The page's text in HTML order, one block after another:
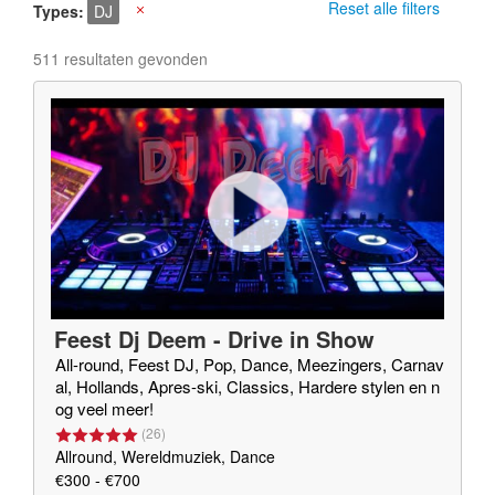
Reset alle filters
Types DJ
511 resultaten gevonden
Feest Dj Deem - Drive in Show
All-round, Feest DJ, Pop, Dance, Meezingers, Carnav
al, Hollands, Apres-ski, Classics, Hardere stylen en n
og veel meer!
(26)
Allround, Wereldmuziek, Dance
€300 - €700